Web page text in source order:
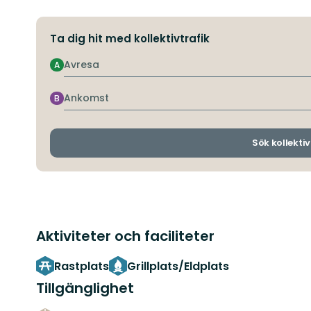
Ta dig hit med kollektivtrafik
Avresa
A
Ankomst
B
Sök
Aktiviteter och faciliteter
Rastplats Grillplats/Eldplats
Tillgänglighet